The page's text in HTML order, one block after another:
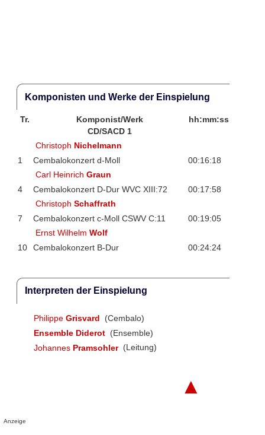
Komponisten und Werke der Einspielung
Tr. Komponist/Werk
hh:mm:ss
CD/SACD 1
Christoph Nichelmann
1
Cembalokonzert d-Moll
00:16:18
Carl HeinrichGraun
4
Cembalokonzert D-Dur WVC XIII:72
00:17:58
ChristophSchaffrath
7
Cembalokonzert c-Moll CSWV C:11
00:19:05
Ernst WilhelmWolf
10
Cembalokonzert B-Dur 00:24:24
Interpreten der Einspielung
Philippe Grisvard
(Cembalo)
Ensemble Diderot (Ensemble)
Johannes Pramsohler (Leitung)
▲
Anzeige